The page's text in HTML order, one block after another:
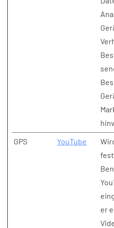
GPS
YouTube
er